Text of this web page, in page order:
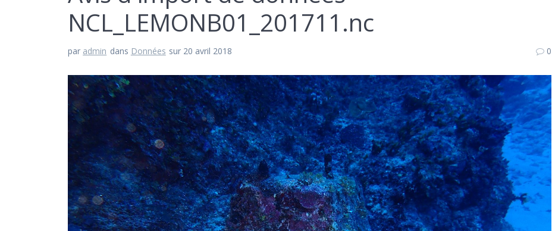
NCL_LEMONB01_201711.nc
par admin dans Données sur 20 avril 2018 0